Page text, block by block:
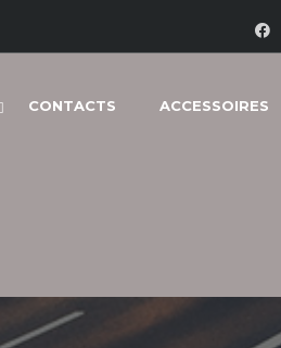
CONTACTS ACCESSOIRES